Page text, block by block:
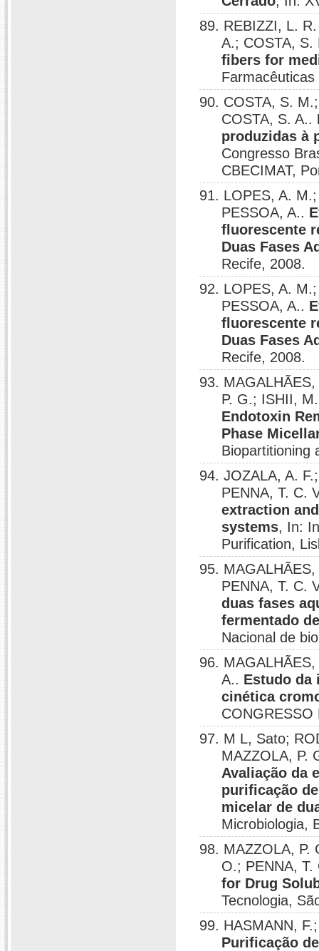
89. REBIZZI, L.
A.; COSTA,
fibers for
90. COSTA, S.
COSTA, S. A..
produzidas à
Congresso
CBECIMAT,
91. LOPES, A.
PESSOA, A..
fluorescente
Duas Fases
Recife, 2008.
92. LOPES, A.
PESSOA, A..
fluorescente
Duas Fases
Recife, 2008.
93.
P. G.; ISHII,
Endotoxin
Phase
Biopartitioning
94. JOZALA, A.
PENNA, T. C.
extraction
systems, In:
Purification,
95.
PENNA, T. C.
duas fases
fermentado
Nacional de
96.
A.. Estudo da
cinética
97. M L, Sato;
MAZZOLA, P.
Avaliação da
purificação
micelar de
Microbiologia,
98. MAZZOLA, P.
O.; PENNA,
for Drug
Tecnologia,
99. HASMANN,
Purificação